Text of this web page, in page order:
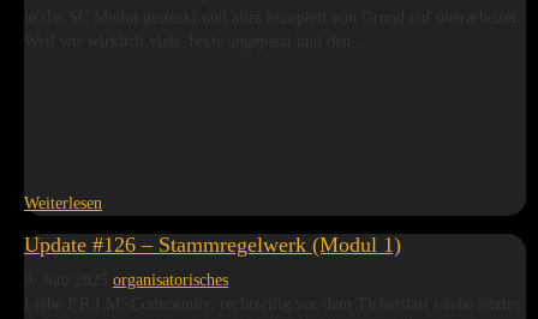
Weiterlesen
Update #126 – Stammregelwerk (Modul 1)
organisatorisches